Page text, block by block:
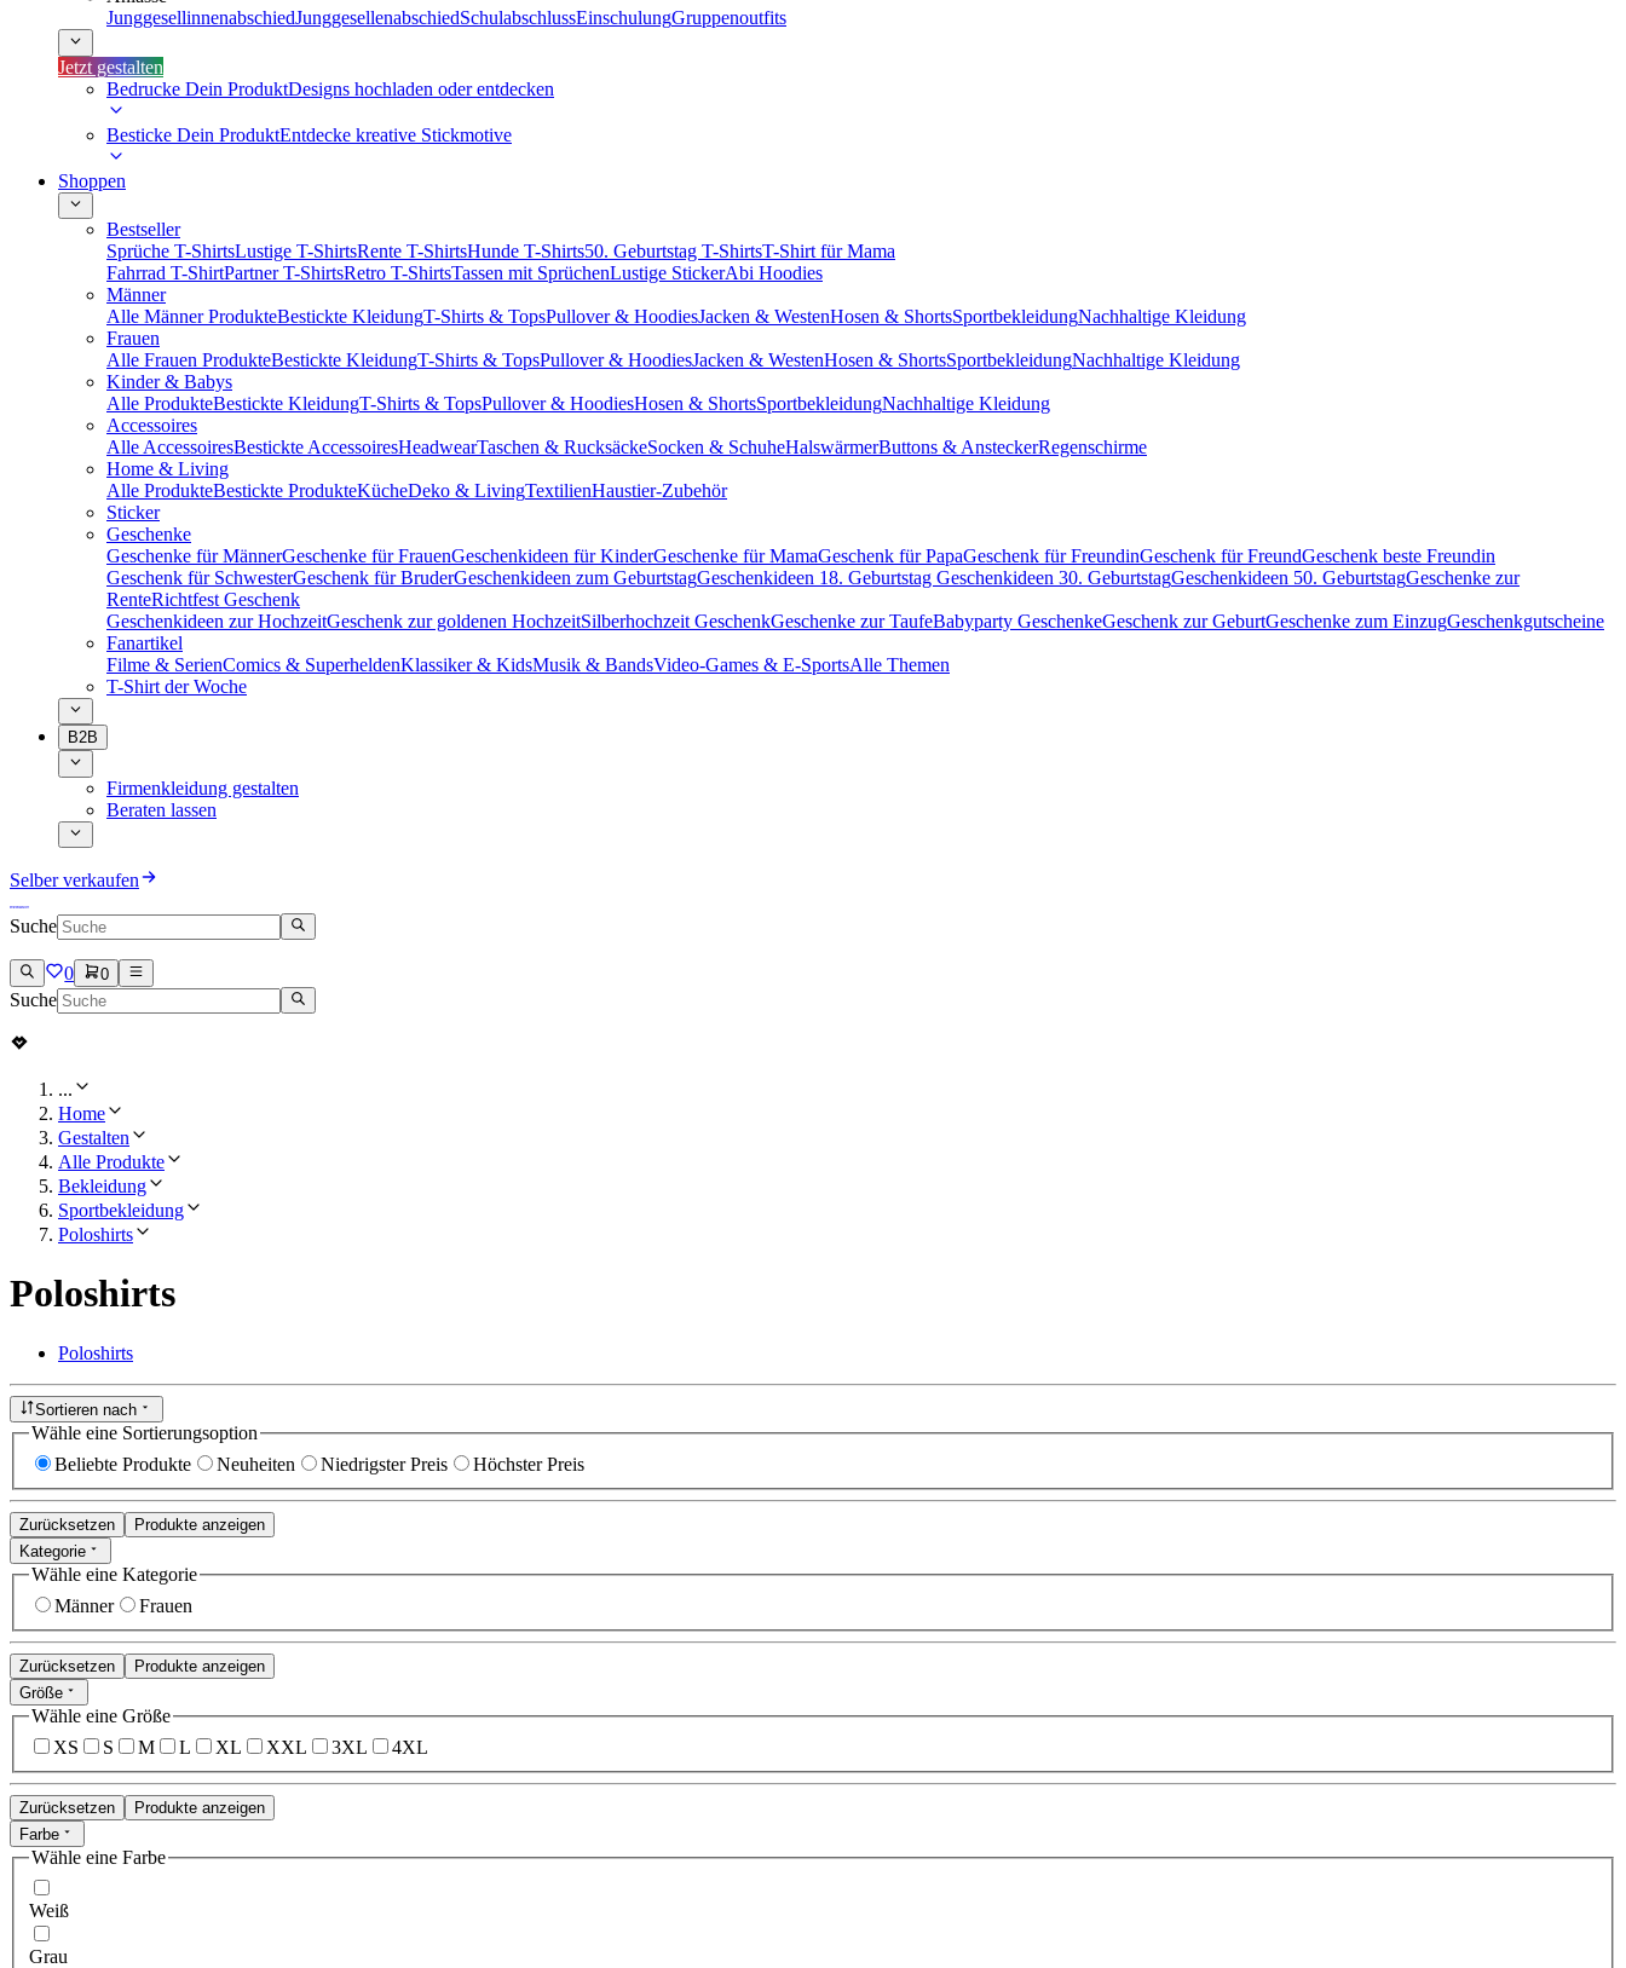
JunggesellinnenabschiedJunggesellenabschiedSchulabschlussEinschulungGruppenoutfits
Jetzt gestalten
Bedrucke Dein ProduktDesigns hochladen oder entdecken
Besticke Dein ProduktEntdecke kreative Stickmotive
Shoppen
Bestseller
Sprüche T-ShirtsLustige T-ShirtsRente T-ShirtsHunde T-Shirts50. Geburtstag T-ShirtsT-Shirt für Mama
Fahrrad T-ShirtPartner T-ShirtsRetro T-ShirtsTassen mit SprüchenLustige StickerAbi Hoodies
Männer
Alle Männer ProdukteBestickte KleidungT-Shirts & TopsPullover & HoodiesJacken & WestenHosen & ShortsSportbekleidungNachhaltige Kleidung
Frauen
Alle Frauen ProdukteBestickte KleidungT-Shirts & TopsPullover & HoodiesJacken & WestenHosen & ShortsSportbekleidungNachhaltige Kleidung
Kinder & Babys
Alle ProdukteBestickte KleidungT-Shirts & TopsPullover & HoodiesHosen & ShortsSportbekleidungNachhaltige Kleidung
Accessoires
Alle AccessoiresBestickte AccessoiresHeadwearTaschen & RucksäckeSocken & SchuheHalswärmerButtons & AnsteckerRegenschirme
Home & Living
Alle ProdukteBestickte ProdukteKücheDeko & LivingTextilienHaustier-Zubehör
Sticker
Geschenke
Geschenke für MännerGeschenke für FrauenGeschenkideen für KinderGeschenke für MamaGeschenk für PapaGeschenk für FreundinGeschenk für FreundGeschenk beste Freundin
Geschenk für SchwesterGeschenk für BruderGeschenkideen zum GeburtstagGeschenkideen 18. Geburtstag Geschenkideen 30. GeburtstagGeschenkideen 50. GeburtstagGeschenke zur
RenteRichtfest Geschenk
Geschenkideen zur HochzeitGeschenk zur goldenen HochzeitSilberhochzeit GeschenkGeschenke zur TaufeBabyparty GeschenkeGeschenk zur GeburtGeschenke zum EinzugGeschenkgutscheine
Fanartikel
Filme & SerienComics & SuperheldenKlassiker & KidsMusik & BandsVideo-Games & E-SportsAlle Themen
T-Shirt der Woche
B2B
Firmenkleidung gestalten
Beraten lassen
Selber verkaufen
Suche
0 0
Suche
...
Home
Gestalten
Alle Produkte
Bekleidung
Sportbekleidung
Poloshirts
Poloshirts
Poloshirts
Sortieren nach
Wähle eine Sortierungsoption
Beliebte Produkte
Neuheiten Niedrigster Preis Höchster Preis
Zurücksetzen
Produkte anzeigen
Kategorie
Wähle eine Kategorie
Männer
Frauen
Zurücksetzen
Produkte anzeigen
Größe
Wähle eine Größe
XS
S M L XL XXL 3XL 4XL
Zurücksetzen
Produkte anzeigen
Farbe
Wähle eine Farbe
Weiß
Grau